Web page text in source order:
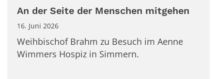
An der Seite der Menschen mitgehen
16. Juni 2026
Weihbischof Brahm zu Besuch im Aenne
Wimmers Hospiz in Simmern.